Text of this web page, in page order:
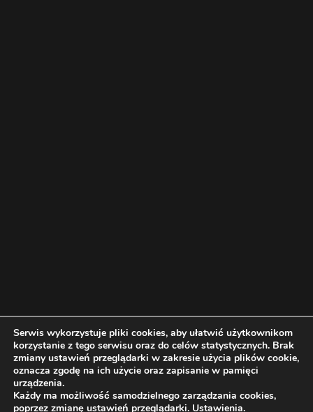
Wszelkie prawa zastrzeżone 2019 | DZS w Karpaczu
Serwis wykorzystuje pliki cookies, aby ułatwić użytkownikom
korzystanie z tego serwisu oraz do celów statystycznych. Brak
zmiany ustawień przeglądarki w zakresie użycia plików cookie,
oznacza zgodę na ich użycie oraz zapisanie w pamięci
urządzenia.
Każdy ma możliwość samodzielnego zarządzania cookies,
poprzez zmianę ustawień przeglądarki. Ustawienia.